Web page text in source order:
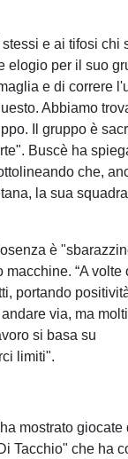
e ai tifosi chi
elogio per il suo
e di correre
Abbiamo
Il gruppo è
Buscè ha
che,
la sua
è
“A volte
portando
via, ma
si basa su
limiti".
mostrato giocate
Tacchio" che ha